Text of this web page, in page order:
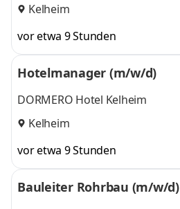
Kelheim
vor etwa 9 Stunden
Hotelmanager (m/w/d)
DORMERO Hotel Kelheim
Kelheim
vor etwa 9 Stunden
Bauleiter Rohrbau (m/w/d)